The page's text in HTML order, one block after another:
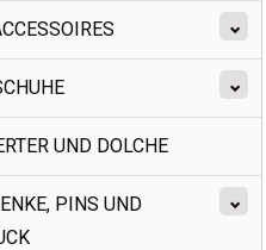
UND DOLCHE
PINS UND